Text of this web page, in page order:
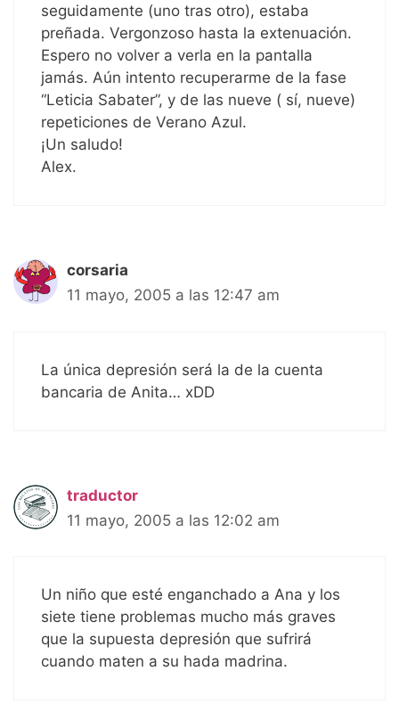
seguidamente (uno tras otro), estaba
preñada. Vergonzoso hasta la extenuación.
Espero no volver a verla en la pantalla
jamás. Aún intento recuperarme de la fase
“Leticia Sabater”, y de las nueve ( sí, nueve)
repeticiones de Verano Azul.
¡Un saludo!
Alex.
corsaria
11 mayo, 2005 a las 12:47 am
La única depresión será la de la cuenta
bancaria de Anita… xDD
traductor
11 mayo, 2005 a las 12:02 am
Un niño que esté enganchado a Ana y los
siete tiene problemas mucho más graves
que la supuesta depresión que sufrirá
cuando maten a su hada madrina.